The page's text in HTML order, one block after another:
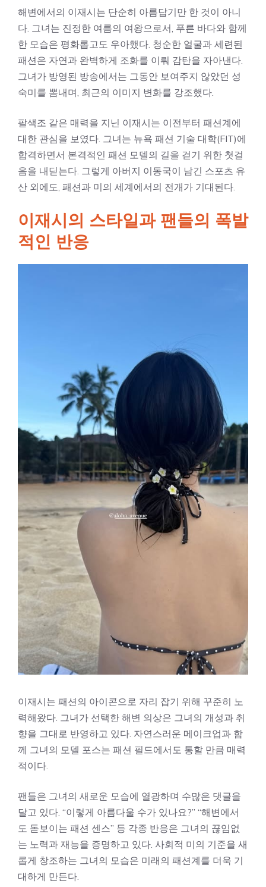
해변에서의 이재시는 단순히 아름답기만 한 것이 아니
다. 그녀는 진정한 여름의 여왕으로서, 푸른 바다와 함께
한 모습은 평화롭고도 우아했다. 청순한 얼굴과 세련된
패션은 자연과 완벽하게 조화를 이뤄 감탄을 자아낸다.
그녀가 방영된 방송에서는 그동안 보여주지 않았던 성
숙미를 뽐내며, 최근의 이미지 변화를 강조했다.
팔색조 같은 매력을 지닌 이재시는 이전부터 패션계에
대한 관심을 보였다. 그녀는 뉴욕 패션 기술 대학(FIT)에
합격하면서 본격적인 패션 모델의 길을 걷기 위한 첫걸
음을 내딛는다. 그렇게 아버지 이동국이 남긴 스포츠 유
산 외에도, 패션과 미의 세계에서의 전개가 기대된다.
이재시의 스타일과 팬들의 폭발
적인 반응
이재시는 패션의 아이콘으로 자리 잡기 위해 꾸준히 노
력해왔다. 그녀가 선택한 해변 의상은 그녀의 개성과 취
향을 그대로 반영하고 있다. 자연스러운 메이크업과 함
께 그녀의 모델 포스는 패션 필드에서도 통할 만큼 매력
적이다.
팬들은 그녀의 새로운 모습에 열광하며 수많은 댓글을
달고 있다. “이렇게 아름다울 수가 있나요?” “해변에서
도 돋보이는 패션 센스” 등 각종 반응은 그녀의 끊임없
는 노력과 재능을 증명하고 있다. 사회적 미의 기준을 새
롭게 창조하는 그녀의 모습은 미래의 패션계를 더욱 기
대하게 만든다.